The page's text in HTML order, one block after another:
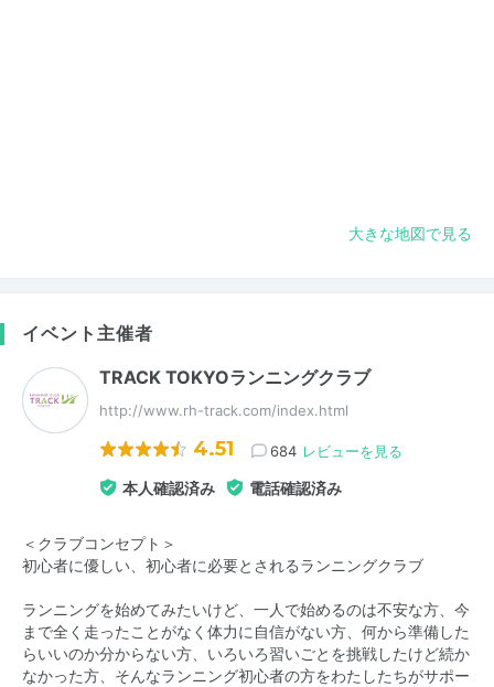
大きな地図で見る
イベント主催者
TRACK TOKYOランニングクラブ
http://www.rh-track.com/index.html
4.51 684 レビューを見る
本人確認済み 電話確認済み
＜クラブコンセプト＞
初心者に優しい、初心者に必要とされるランニングクラブ
ランニングを始めてみたいけど、一人で始めるのは不安な方、今
まで全く走ったことがなく体力に自信がない方、何から準備した
らいいのか分からない方、いろいろ習いごとを挑戦したけど続か
なかった方、そんなランニング初心者の方をわたしたちがサポー